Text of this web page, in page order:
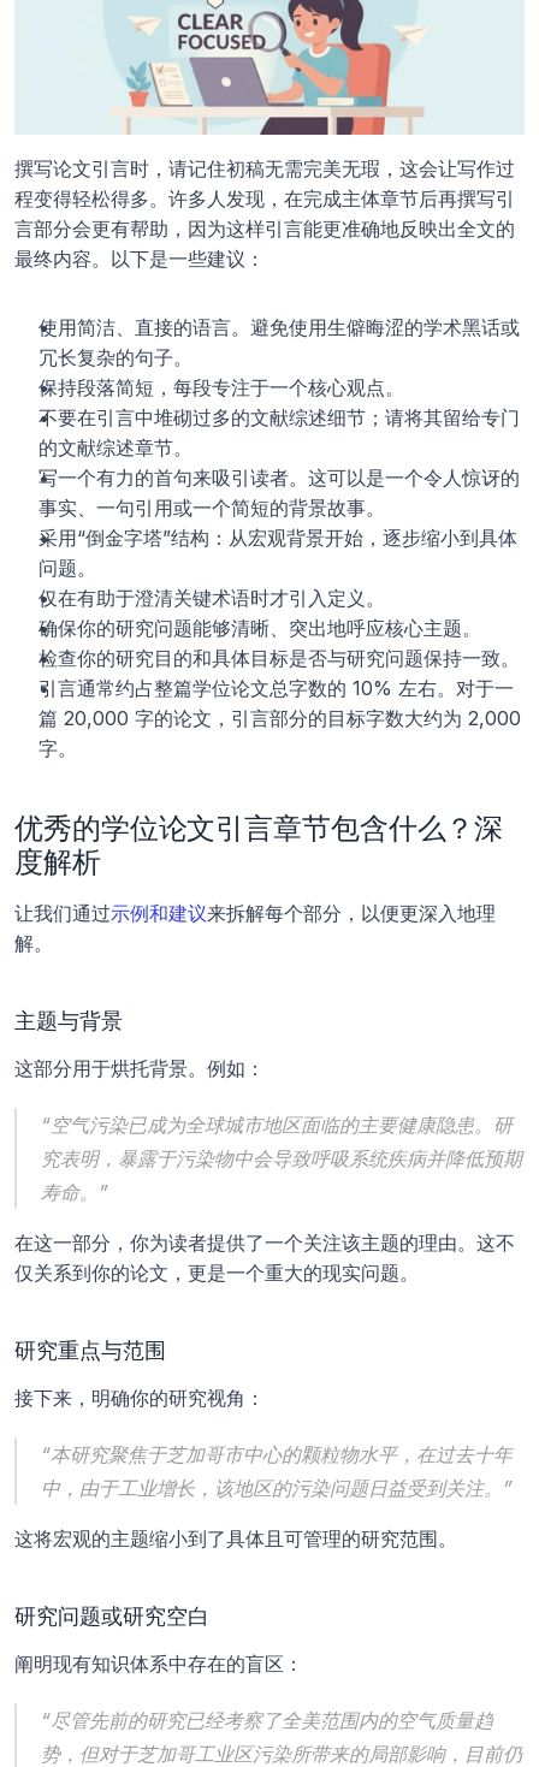
撰写论文引言时，请记住初稿无需完美无瑕，这会让写作过
程变得轻松得多。许多人发现，在完成主体章节后再撰写引
言部分会更有帮助，因为这样引言能更准确地反映出全文的
最终内容。以下是一些建议：
使用简洁、直接的语言。避免使用生僻晦涩的学术黑话或
冗长复杂的句子。
保持段落简短，每段专注于一个核心观点。
不要在引言中堆砌过多的文献综述细节；请将其留给专门
的文献综述章节。
写一个有力的首句来吸引读者。这可以是一个令人惊讶的
事实、一句引用或一个简短的背景故事。
采用“倒金字塔”结构：从宏观背景开始，逐步缩小到具体
问题。
仅在有助于澄清关键术语时才引入定义。
确保你的研究问题能够清晰、突出地呼应核心主题。
检查你的研究目的和具体目标是否与研究问题保持一致。
引言通常约占整篇学位论文总字数的 10% 左右。对于一
篇 20,000 字的论文，引言部分的目标字数大约为 2,000
字。
优秀的学位论文引言章节包含什么？深
度解析
让我们通过示例和建议来拆解每个部分，以便更深入地理
解。
主题与背景
这部分用于烘托背景。例如：
“空气污染已成为全球城市地区面临的主要健康隐患。研
究表明，暴露于污染物中会导致呼吸系统疾病并降低预期
寿命。”
在这一部分，你为读者提供了一个关注该主题的理由。这不
仅关系到你的论文，更是一个重大的现实问题。
研究重点与范围
接下来，明确你的研究视角：
“本研究聚焦于芝加哥市中心的颗粒物水平，在过去十年
中，由于工业增长，该地区的污染问题日益受到关注。”
这将宏观的主题缩小到了具体且可管理的研究范围。
研究问题或研究空白
阐明现有知识体系中存在的盲区：
“尽管先前的研究已经考察了全美范围内的空气质量趋
势，但对于芝加哥工业区污染所带来的局部影响，目前仍